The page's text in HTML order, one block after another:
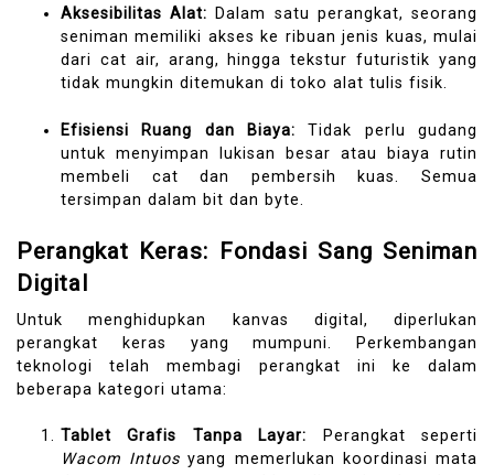
Aksesibilitas Alat: Dalam satu perangkat, seorang
seniman memiliki akses ke ribuan jenis kuas, mulai
dari cat air, arang, hingga tekstur futuristik yang
tidak mungkin ditemukan di toko alat tulis fisik.
Efisiensi Ruang dan Biaya: Tidak perlu gudang
untuk menyimpan lukisan besar atau biaya rutin
membeli cat dan pembersih kuas. Semua
tersimpan dalam bit dan byte.
Perangkat Keras: Fondasi Sang Seniman
Digital
Untuk menghidupkan kanvas digital, diperlukan
perangkat keras yang mumpuni. Perkembangan
teknologi telah membagi perangkat ini ke dalam
beberapa kategori utama:
Tablet Grafis Tanpa Layar: Perangkat seperti
Wacom Intuos yang memerlukan koordinasi mata